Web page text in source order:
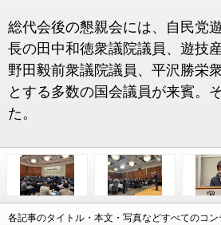
総代会後の懇親会には、自民党
長の田中和徳衆議院議員、遊技
野田毅前衆議院議員、平沢勝栄
とする多数の国会議員が来賓。
た。
各記事のタイトル・本文・写真などすべてのコ